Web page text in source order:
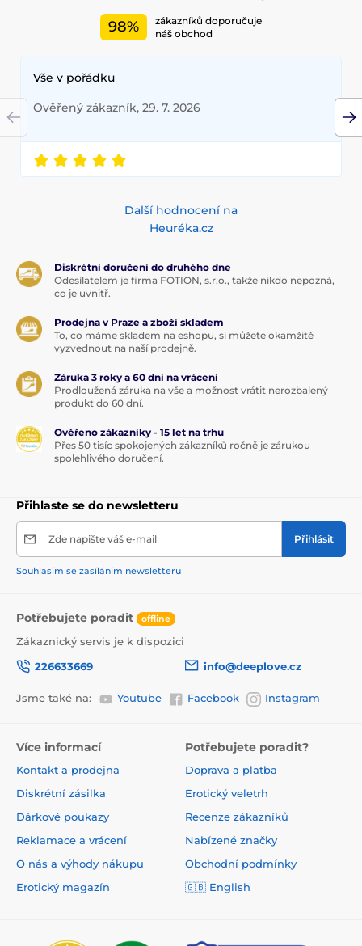
98%
zákazníků doporučuje
náš obchod
Vše v pořádku
Ověřený zákazník, 29. 7. 2026
Další hodnocení na
Heuréka.cz
Diskrétní doručení do druhého dne
Odesílatelem je firma FOTION, s.r.o., takže nikdo nepozná,
co je uvnitř.
Prodejna v Praze a zboží skladem
To, co máme skladem na eshopu, si můžete okamžitě
vyzvednout na naší prodejně.
Záruka 3 roky a 60 dní na vrácení
Prodloužená záruka na vše a možnost vrátit nerozbalený
produkt do 60 dní.
Ověřeno zákazníky - 15 let na trhu
Přes 50 tisíc spokojených zákazníků ročně je zárukou
spolehlivého doručení.
Přihlaste se do newsletteru
Zde napište váš e-mail Přihlásit
Souhlasím se zasíláním newsletteru
Potřebujete poradit offline
Zákaznický servis je k dispozici
226633669
info@deeplove.cz
Jsme také na: Youtube Facebook Instagram
Více informací
Kontakt a prodejna
Diskrétní zásilka
Dárkové poukazy
Reklamace a vrácení
O nás a výhody nákupu
Erotický magazín
Potřebujete poradit?
Doprava a platba
Erotický veletrh
Recenze zákazníků
Nabízené značky
Obchodní podmínky
🇬🇧 English